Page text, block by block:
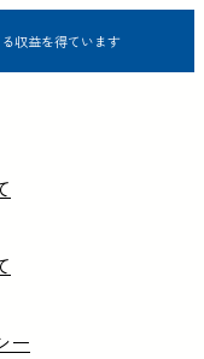
収益を得ています
ー